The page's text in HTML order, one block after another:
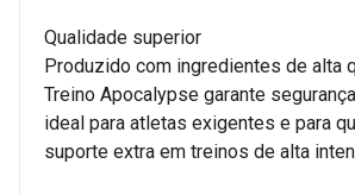
Qualidade superior
Produzido com ingredientes de alta
Treino Apocalypse garante
ideal para atletas exigentes e para
suporte extra em treinos de alta